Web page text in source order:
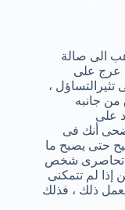
الى صالة
عرج على
تثيرالتساؤل ،
جانبه
على
أنك فى
حتى يصبح ما
شخص
إذا لم تتمكنى
ذلك ، فذلك